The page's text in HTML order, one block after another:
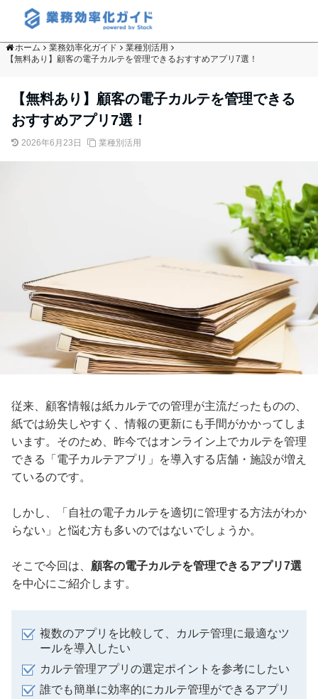
ホーム 業務効率化ガイド
業種別活用
【無料あり】顧客の電子カルテを管理できるおすすめアプリ7選！
【無料あり】顧客の電子カルテを管理できる
おすすめアプリ7選！
2026年6月23日 業種別活用
従来、顧客情報は紙カルテでの管理が主流だったものの、
紙では紛失しやすく、情報の更新にも手間がかかってしま
います。そのため、昨今ではオンライン上でカルテを管理
できる「電子カルテアプリ」を導入する店舗・施設が増え
ているのです。
しかし、「自社の電子カルテを適切に管理する方法がわか
らない」と悩む方も多いのではないでしょうか。
そこで今回は、 顧客の電子カルテを管理できるアプリ7選
を中心にご紹介します。
複数のアプリを比較して、カルテ管理に最適なツ
ールを導入したい
カルテ管理アプリの選定ポイントを参考にしたい
誰でも簡単に効率的にカルテ管理ができるアプリ